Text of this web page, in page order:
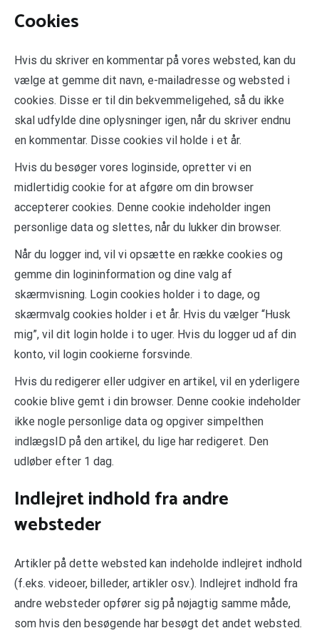
Cookies
Hvis du skriver en kommentar på vores websted, kan du
vælge at gemme dit navn, e-mailadresse og websted i
cookies. Disse er til din bekvemmeligehed, så du ikke
skal udfylde dine oplysninger igen, når du skriver endnu
en kommentar. Disse cookies vil holde i et år.
Hvis du besøger vores loginside, opretter vi en
midlertidig cookie for at afgøre om din browser
accepterer cookies. Denne cookie indeholder ingen
personlige data og slettes, når du lukker din browser.
Når du logger ind, vil vi opsætte en række cookies og
gemme din logininformation og dine valg af
skærmvisning. Login cookies holder i to dage, og
skærmvalg cookies holder i et år. Hvis du vælger “Husk
mig”, vil dit login holde i to uger. Hvis du logger ud af din
konto, vil login cookierne forsvinde.
Hvis du redigerer eller udgiver en artikel, vil en yderligere
cookie blive gemt i din browser. Denne cookie indeholder
ikke nogle personlige data og opgiver simpelthen
indlægsID på den artikel, du lige har redigeret. Den
udløber efter 1 dag.
Indlejret indhold fra andre
websteder
Artikler på dette websted kan indeholde indlejret indhold
(f.eks. videoer, billeder, artikler osv.). Indlejret indhold fra
andre websteder opfører sig på nøjagtig samme måde,
som hvis den besøgende har besøgt det andet websted.